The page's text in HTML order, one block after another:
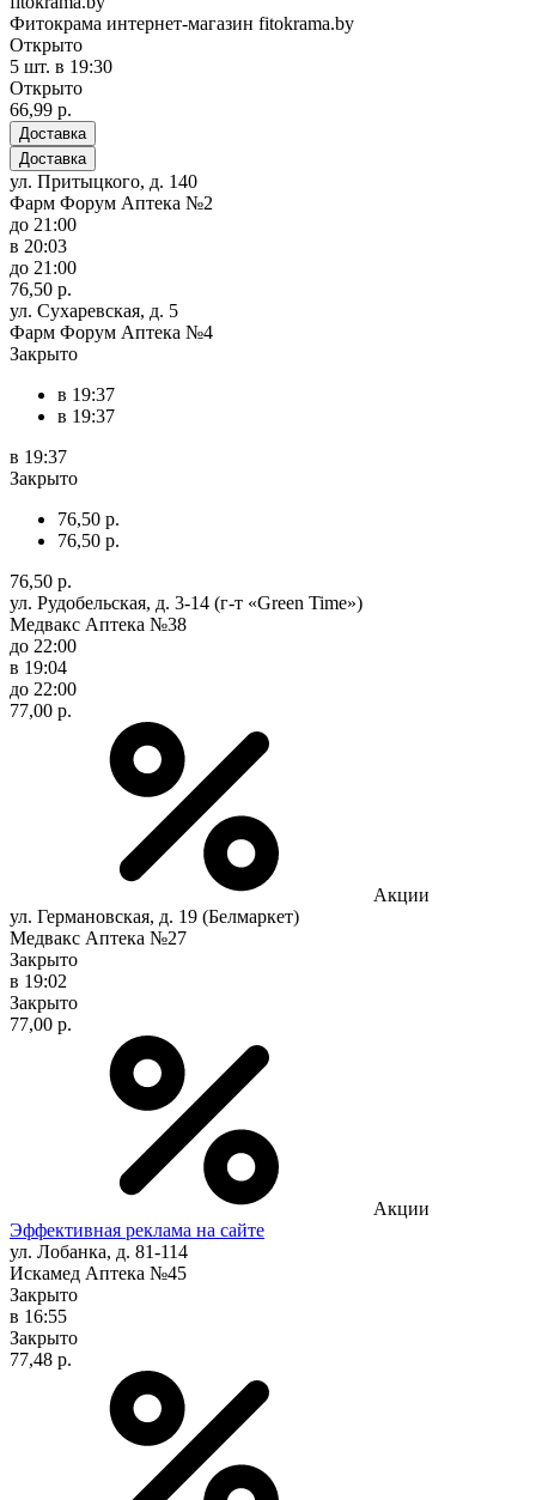
Фитокрама интернет-магазин fitokrama.by
Открыто
5 шт. в 19:30
Открыто
66,99 р.
Доставка
Доставка
ул. Притыцкого, д. 140
Фарм Форум Аптека №2
до 21:00
в 20:03
до 21:00
76,50 р.
ул. Сухаревская, д. 5
Фарм Форум Аптека №4
Закрыто
в 19:37
в 19:37
в 19:37
Закрыто
76,50 р.
76,50 р.
76,50 р.
ул. Рудобельская, д. 3-14 (г-т «Green Time»)
Медвакс Аптека №38
до 22:00
в 19:04
до 22:00
77,00 р.
Акции
ул. Германовская, д. 19 (Белмаркет)
Медвакс Аптека №27
Закрыто
в 19:02
Закрыто
77,00 р.
Акции
Эффективная реклама на сайте
ул. Лобанка, д. 81-114
Искамед Аптека №45
Закрыто
в 16:55
Закрыто
77,48 р.